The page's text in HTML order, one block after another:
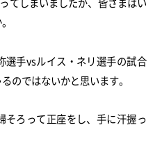
選手vsルイス・ ネリ選手の試合
のではないかと思います。
ろって正座をし、 手に汗握っ